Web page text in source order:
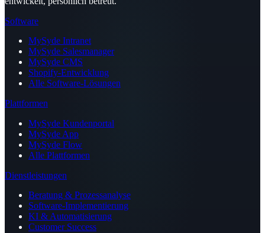
Software
MySyde Intranet
MySyde Salesmanager
MySyde CMS
Shopify-Entwicklung
Alle Software-Lösungen
Plattformen
MySyde Kundenportal
MySyde App
MySyde Flow
Alle Plattformen
Dienstleistungen
Beratung & Prozessanalyse
Software-Implementierung
KI & Automatisierung
Customer Success